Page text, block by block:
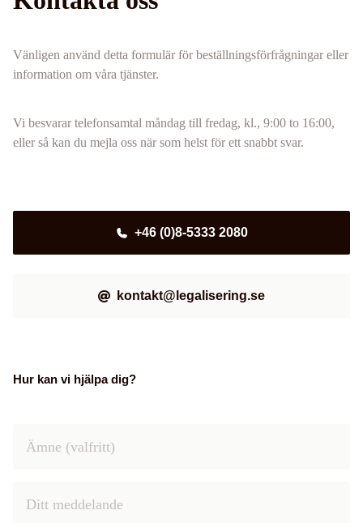
Vänligen använd detta formulär för beställningsförfrågningar eller
information om våra tjänster.
Vi besvarar telefonsamtal måndag till fredag, kl., 9:00 to 16:00,
eller så kan du mejla oss när som helst för ett snabbt svar.
+46 (0)8-5333 2080
kontakt@legalisering.se
Hur kan vi hjälpa dig?